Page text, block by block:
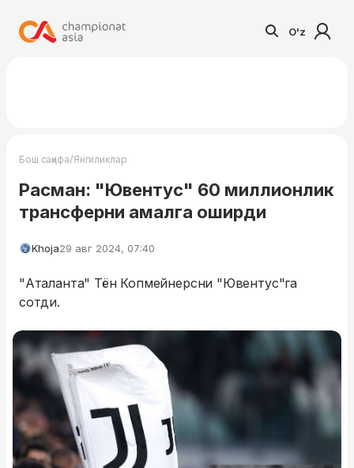
O'z
Бош саҳифа/Янгиликлар
Расман: "Ювентус" 60 миллионлик
трансферни амалга оширди
Khoja29 авг 2024, 07:40
"Аталанта" Тён Копмейнерсни "Ювентус"га
сотди.